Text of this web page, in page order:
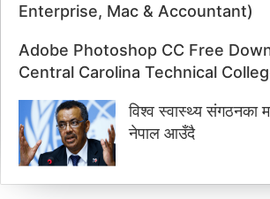
Enterprise, Mac & Accountant)
Adobe Photoshop CC Free
Central Carolina Technical
विश्व स्वास्थ्य संगठनका
नेपाल आउँदै